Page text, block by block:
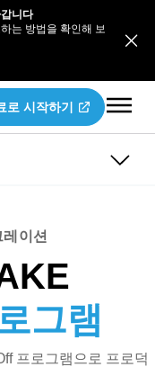
니다
는 방법을 확인해 보
로 시작하기
마이그레이션 프로
구
레이션
그램
프로그램으로 프로덕